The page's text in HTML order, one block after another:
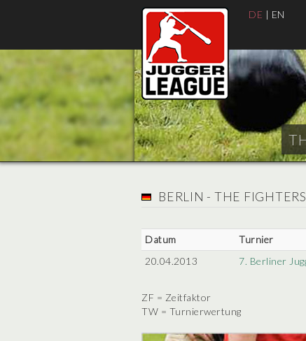
DE | EN
BERLIN - THE
Datum Turnier
20.04.2013
7. Berliner
ZF = Zeitfaktor
TW = Turnierwertung